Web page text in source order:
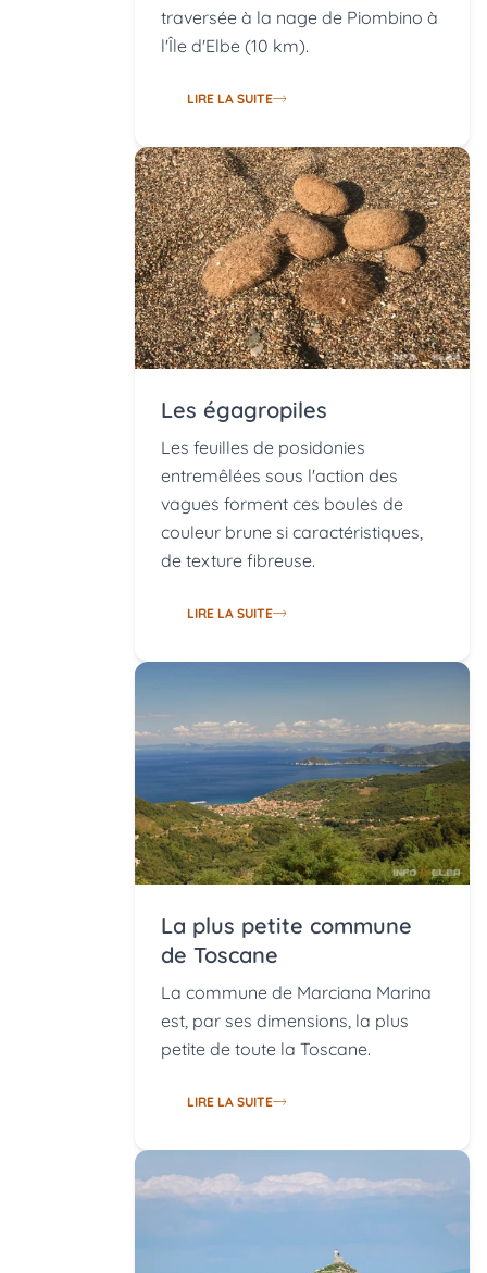
traversée à la nage de Piombino à
l'Île d'Elbe (10 km).
LIRE LA SUITE
Les égagropiles
Les feuilles de posidonies
entremêlées sous l'action des
vagues forment ces boules de
couleur brune si caractéristiques,
de texture fibreuse.
LIRE LA SUITE
La plus petite commune
de Toscane
La commune de Marciana Marina
est, par ses dimensions, la plus
petite de toute la Toscane.
LIRE LA SUITE